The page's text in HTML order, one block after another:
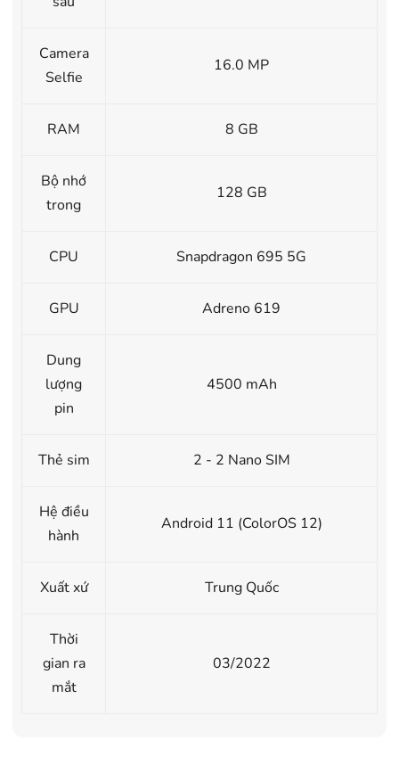
Camera
Selfie
16.0 MP
RAM 8 GB
Bộ nhớ
trong
128 GB
CPU Snapdragon 695 5G
GPU Adreno 619
Dung
lượng
pin
4500 mAh
Thẻ sim 2 - 2 Nano SIM
Hệ điều
hành
Android 11 (ColorOS 12)
Xuất xứ Trung Quốc
Thời
gian ra
mắt
03/2022